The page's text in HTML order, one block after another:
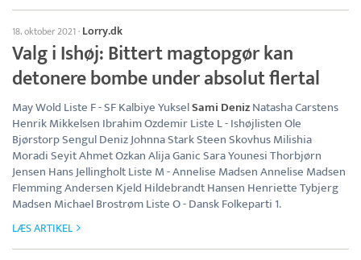
18. oktober 2021· Lorry.dk
Valg i Ishøj: Bittert magtopgør kan
detonere bombe under absolut flertal
May Wold Liste F - SF Kalbiye YukselSami DenizNatasha Carstens
Henrik Mikkelsen Ibrahim Ozdemir Liste L - Ishøjlisten Ole
Bjørstorp Sengul Deniz Johnna Stark Steen Skovhus Milishia
Moradi Seyit Ahmet Ozkan Alija Ganic Sara Younesi Thorbjørn
Jensen Hans Jellingholt Liste M - Annelise Madsen Annelise Madsen
Flemming Andersen Kjeld Hildebrandt Hansen Henriette Tybjerg
Madsen Michael Brostrøm Liste O - Dansk Folkeparti 1.
LÆS ARTIKEL